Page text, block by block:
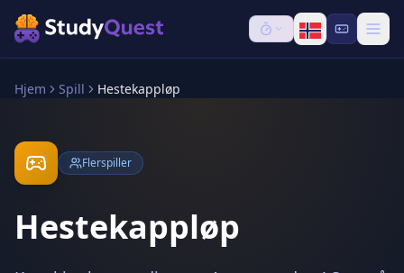
Hjem Spill Hestekappløp
Flerspiller
Hestekappløp